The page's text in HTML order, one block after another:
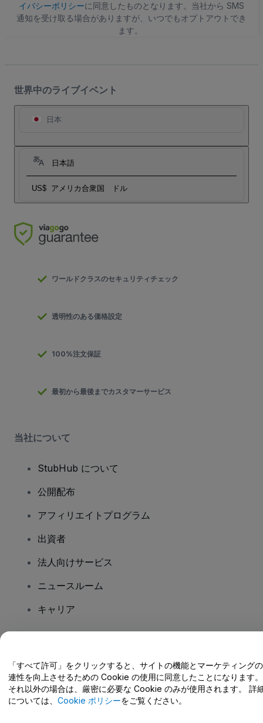
イバシーポリシーに同意したものとなります。当社から SMS
通知を受け取る場合がありますが、いつでもオプトアウトでき
ます。
世界中のライブイベント
日本
日本語
US$ アメリカ合衆国 ドル
ワールドクラスのセキュリティチェック
透明性のある価格設定
100%注文保証
最初から最後までカスタマーサービス
当社について
StubHub について
公開配布
アフィリエイトプログラム
出資者
法人向けサービス
ニュースルーム
キャリア
ヘルプセンター / こちらまでご連絡下さい
「すべて許可」をクリックすると、サイトの機能とマーケティング
連性を向上させるための Cookie の使用に同意したことになります。
それ以外の場合は、厳密に必要な Cookie のみが使用されます。 詳
については、 Cookie ポリシーをご覧ください。